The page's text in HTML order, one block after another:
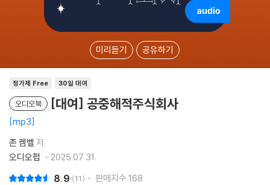
미리듣기 공유하기
정가제 Free 30일 대여
오디오북 [대여] 공중해적주식회사
mp3
존 켐벨 저
오디오펍
2025.07.31.
8.9 11 판매지수 168